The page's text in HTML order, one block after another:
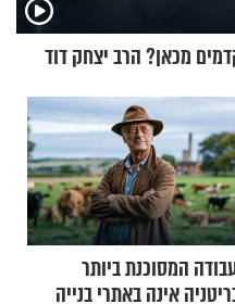
מכאן? הרב יצחק דוד
המסוכנת ביותר
אינה באתרי בנייה